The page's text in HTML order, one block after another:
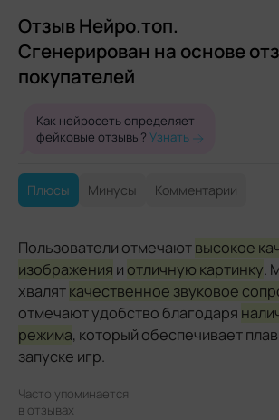
Отзыв Нейро.топ.
Сгенерирован на основе
покупателей
Как нейросеть определяет
фейковые отзывы? Узнать
Плюсы Минусы Комментарии
Пользователи отмечаютвысокое
изображения и отличную картинку.
хваляткачественное звуковое
отмечают удобство благодаря
режима, который обеспечивает
запуске игр.
Часто упоминается
в отзывах